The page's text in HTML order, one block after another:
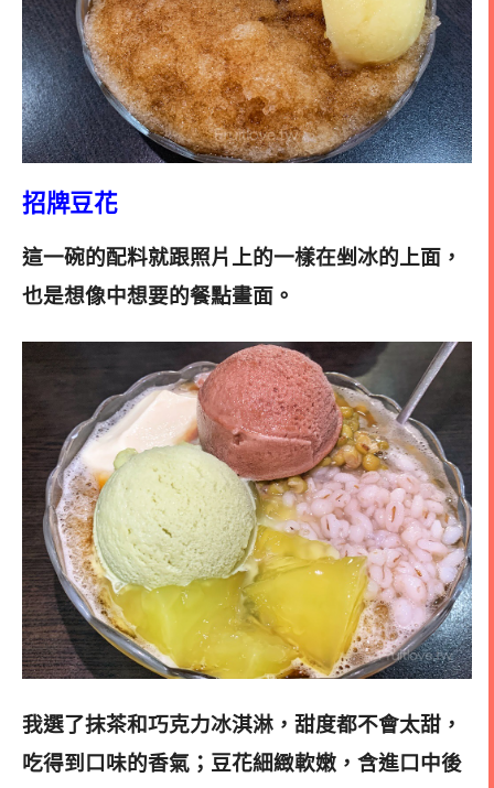
招牌豆花
這一碗的配料就跟照片上的一樣在剉冰的上面，
也是想像中想要的餐點畫面 。
我選了抹茶和巧克力冰淇淋，甜度都不會太甜，
吃得到口味的香氣；豆花細緻軟嫩，含進口中後